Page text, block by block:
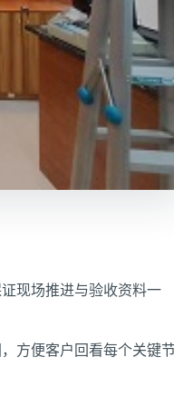
现场推进与验收资料一
方便客户回看每个关键